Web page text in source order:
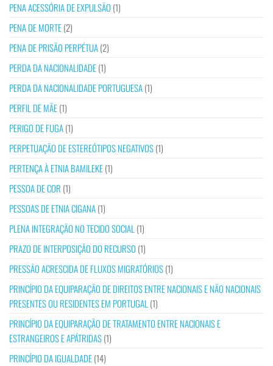
PENA ACESSÓRIA DE EXPULSÃO (1)
PENA DE MORTE(2)
PENA DE PRISÃO PERPÉTUA(2)
PERDA DA NACIONALIDADE(1)
PERDA DA NACIONALIDADE PORTUGUESA(1)
PERFIL DE MÃE(1)
PERIGO DE FUGA(1)
PERPETUAÇÃO DE ESTEREÓTIPOS NEGATIVOS(1)
PERTENÇA À ETNIA BAMILEKE(1)
PESSOA DE COR (1)
PESSOAS DE ETNIA CIGANA(1)
PLENA INTEGRAÇÃO NO TECIDO SOCIAL (1)
PRAZO DE INTERPOSIÇÃO DO RECURSO (1)
PRESSÃO ACRESCIDA DE FLUXOS MIGRATÓRIOS(1)
PRINCÍPIO DA EQUIPARAÇÃO DE DIREITOS ENTRE NACIONAIS E NÃO NACIONAIS
PRESENTES OU RESIDENTES EM PORTUGAL (1)
PRINCÍPIO DA EQUIPARAÇÃO DE TRATAMENTO ENTRE NACIONAIS E
ESTRANGEIROS E APÁTRIDAS(1)
PRINCÍPIO DA IGUALDADE(14)